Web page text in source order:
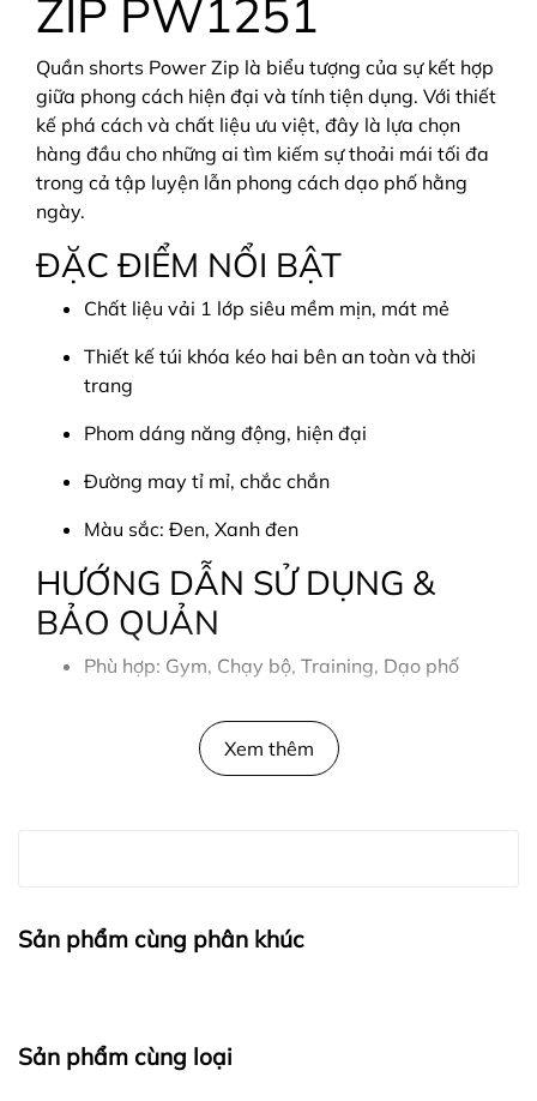
ZIP PW1251
Quần shorts Power Zip là biểu tượng của sự kết hợp
giữa phong cách hiện đại và tính tiện dụng. Với thiết
kế phá cách và chất liệu ưu việt, đây là lựa chọn
hàng đầu cho những ai tìm kiếm sự thoải mái tối đa
trong cả tập luyện lẫn phong cách dạo phố hằng
ngày.
ĐẶC ĐIỂM NỔI BẬT
Chất liệu vải 1 lớp siêu mềm mịn, mát mẻ
Thiết kế túi khóa kéo hai bên an toàn và thời
trang
Phom dáng năng động, hiện đại
Đường may tỉ mỉ, chắc chắn
Màu sắc: Đen, Xanh đen
HƯỚNG DẪN SỬ DỤNG &
BẢO QUẢN
Phù hợp: Gym, Chạy bộ, Training, Dạo phố
Không sử dụng chất tẩy mạnh.
Sản phẩm chính hãng Playwell Sportswear.
Xem thêm
Sản phẩm cùng phân khúc
Sản phẩm cùng loại